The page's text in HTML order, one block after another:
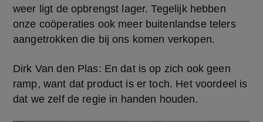
weer ligt de opbrengst lager. Tegelijk hebben
onze coöperaties ook meer buitenlandse telers
aangetrokken die bij ons komen verkopen.
Dirk Van den Plas: En dat is op zich ook geen
ramp, want dat product is er toch. Het voordeel is
dat we zelf de regie in handen houden.